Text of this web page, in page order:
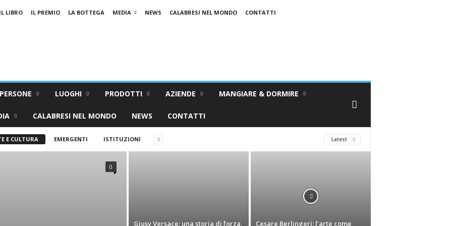
IL LIBRO IL PREMIO LA BOTTEGA MEDIA NEWS CALABRESI NEL MONDO
CONTATTI
PERSONE LUOGHI PRODOTTI AZIENDE MANGIARE & DORMIRE
CALABRESI NEL MONDO NEWS CONTATTI
E CULTURA EMERGENTI ISTITUZIONI Latest
0
Giusy Versace: una storia di forza,
Cesare Berlingeri: l’arte come